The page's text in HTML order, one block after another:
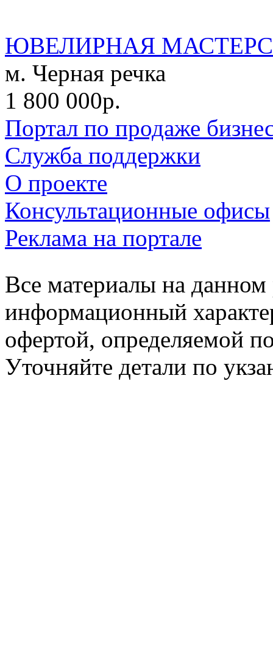
ЮВЕЛИРНАЯ
м. Черная речка
1 800 000р.
Портал по продаже
Служба поддержки
О проекте
Консультационные офисы
Реклама на портале
Все материалы на данном
информационный
офертой, определяемой
Уточняйте детали по